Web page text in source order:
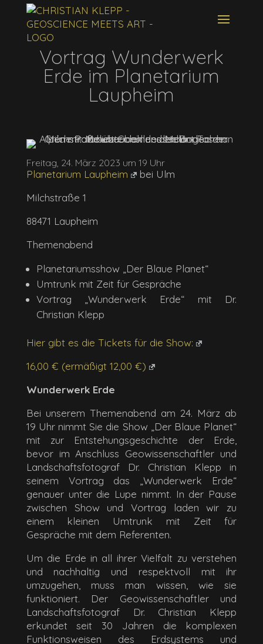
Vortrag Wunderwerk
Erde im Planetarium
Laupheim
Freitag, 24. März 2023 um 19 Uhr
Planetarium Laupheim
bei Ulm
Milchstraße 1
88471 Laupheim
Themenabend
Planetariumsshow „Der Blaue Planet“
Umtrunk mit Zeit für Gespräche
Vortrag „Wunderwerk Erde“ mit Dr.
Christian Klepp
Hier gibt es die Tickets für die Show:
16,00 € (ermäßigt 12,00 €)
Wunderwerk Erde
Bei unserem Themenabend am 24. März ab
19 Uhr nimmt Sie die Show „Der Blaue Planet“
mit zur Entstehungsgeschichte der Erde,
bevor im Anschluss Geowissenschaftler und
Landschaftsfotograf Dr. Christian Klepp in
seinem Vortrag das „Wunderwerk Erde“
genauer unter die Lupe nimmt. In der Pause
zwischen Show und Vortrag laden wir zu
einem kleinen Umtrunk mit Zeit für
Gespräche mit dem Referenten.
Um die Erde in all ihrer Vielfalt zu verstehen
und nachhaltig und respektvoll mit ihr
umzugehen, muss man wissen, wie sie
funktioniert. Der Geowissenschaftler und
Landschaftsfotograf Dr. Christian Klepp
erkundet seit 30 Jahren die komplexen
Funktionsweisen des Erdsystems und